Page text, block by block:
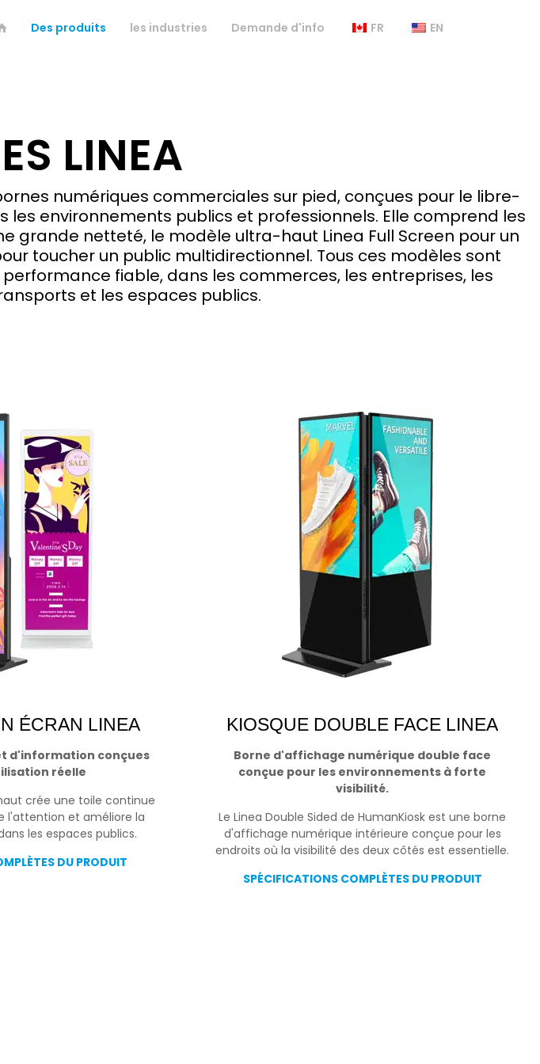
Des produits les industries Demande d'info FR EN
LINEA
numériques commerciales sur pied, conçues pour le libre-
environnements publics et professionnels. Elle comprend les
grande netteté, le modèle ultra-haut Linea Full Screen pour un
toucher un public multidirectionnel. Tous ces modèles sont
fiable, dans les commerces, les entreprises, les
et les espaces publics.
ÉCRAN LINEA
d'information conçues
réelle
crée une toile continue
l'attention et améliore la
les espaces publics.
DU PRODUIT
KIOSQUE DOUBLE FACE LINEA
Borne d'affichage numérique double face
conçue pour les environnements à forte
visibilité.
Le Linea Double Sided de HumanKiosk est une borne
d'affichage numérique intérieure conçue pour les
endroits où la visibilité des deux côtés est essentielle.
SPÉCIFICATIONS COMPLÈTES DU PRODUIT